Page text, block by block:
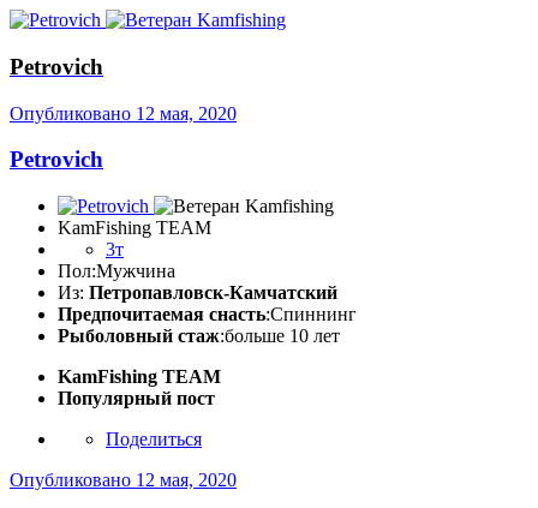
Petrovich
Опубликовано 12 мая, 2020
Petrovich
KamFishing TEАМ
3т
Пол:Мужчина
Из: Петропавловск-Камчатский
Предпочитаемая снасть:Спиннинг
Рыболовный стаж:больше 10 лет
KamFishing TEАМ
Популярный пост
Поделиться
Опубликовано 12 мая, 2020